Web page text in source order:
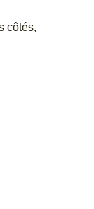
côtés,